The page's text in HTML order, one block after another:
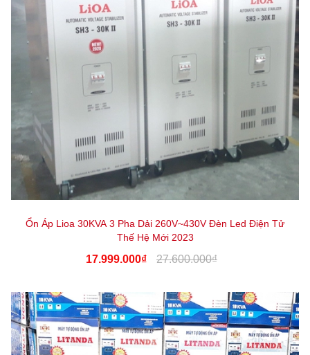
Ổn Áp Lioa 30KVA 3 Pha Dải 260V~430V Đèn Led Điện Tử
Thế Hệ Mới 2023
17.999.000₫ 27.600.000₫